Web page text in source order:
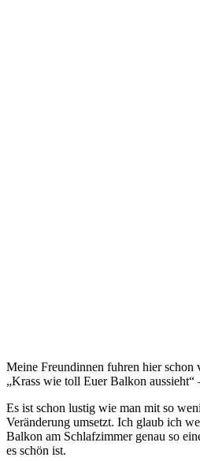
Meine Freundinnen fuhren hier schon
„Krass wie toll Euer Balkon aussieht“
Es ist schon lustig wie man mit so
Veränderung umsetzt. Ich glaub ich
Balkon am Schlafzimmer genau so
es schön ist.